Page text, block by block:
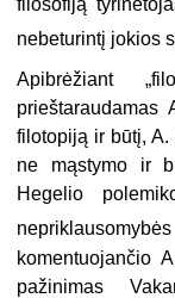
filosofiją
nebeturintį jokios
Apibrėžiant
filotopiją ir būtį,
ne mąstymo ir
Hegelio
komentuojančio
pažinimas